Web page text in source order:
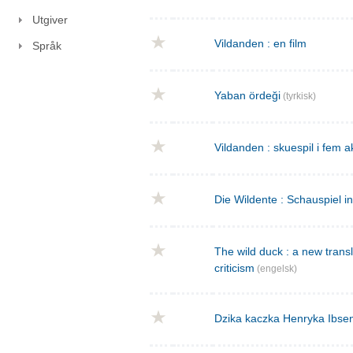
Utgiver
Språk Vildanden : en film
Yaban ördeği (tyrkisk)
Vildanden : skuespil i fem
Die Wildente : Schauspiel
The wild duck : a new
criticism (engelsk)
Dzika kaczka Henryka